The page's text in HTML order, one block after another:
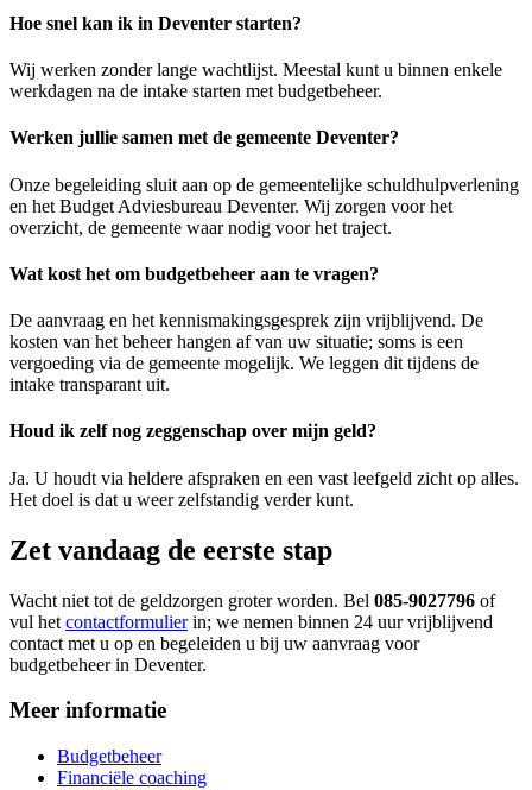
Hoe snel kan ik in Deventer starten?
Wij werken zonder lange wachtlijst. Meestal kunt u binnen enkele
werkdagen na de intake starten met budgetbeheer.
Werken jullie samen met de gemeente Deventer?
Onze begeleiding sluit aan op de gemeentelijke schuldhulpverlening
en het Budget Adviesbureau Deventer. Wij zorgen voor het
overzicht, de gemeente waar nodig voor het traject.
Wat kost het om budgetbeheer aan te vragen?
De aanvraag en het kennismakingsgesprek zijn vrijblijvend. De
kosten van het beheer hangen af van uw situatie; soms is een
vergoeding via de gemeente mogelijk. We leggen dit tijdens de
intake transparant uit.
Houd ik zelf nog zeggenschap over mijn geld?
Ja. U houdt via heldere afspraken en een vast leefgeld zicht op alles.
Het doel is dat u weer zelfstandig verder kunt.
Zet vandaag de eerste stap
Wacht niet tot de geldzorgen groter worden. Bel 085-9027796 of
vul het contactformulierin; we nemen binnen 24 uur vrijblijvend
contact met u op en begeleiden u bij uw aanvraag voor
budgetbeheer in Deventer.
Meer informatie
Budgetbeheer
Financiële coaching